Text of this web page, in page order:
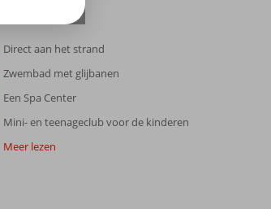
Direct aan het strand
Zwembad met glijbanen
Een Spa Center
Mini- en teenageclub voor de kinderen
Meer lezen